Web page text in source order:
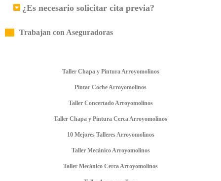
¿Es necesario solicitar cita previa?
Trabajan con Aseguradoras
Taller Chapa y Pintura Arroyomolinos
Pintar Coche Arroyomolinos
Taller Concertado Arroyomolinos
Taller Chapa y Pintura Cerca Arroyomolinos
10 Mejores Talleres Arroyomolinos
Taller Mecánico Arroyomolinos
Taller Mecánico Cerca Arroyomolinos